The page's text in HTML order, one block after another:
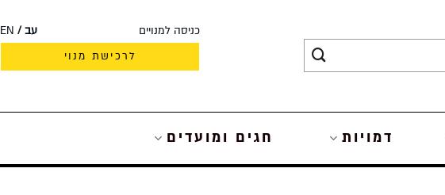
כניסה למנויים עב
EN
לרכישת מנוי
דמויות חגים ומועדים